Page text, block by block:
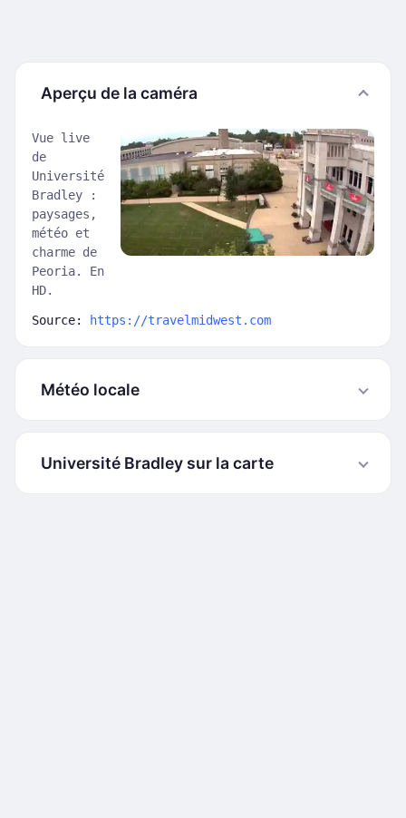
Aperçu de la caméra
Vue live
de
Université
Bradley :
paysages,
météo et
charme de
Peoria. En
HD.
Source: https://travelmidwest.com
Météo locale
Université Bradley sur la carte